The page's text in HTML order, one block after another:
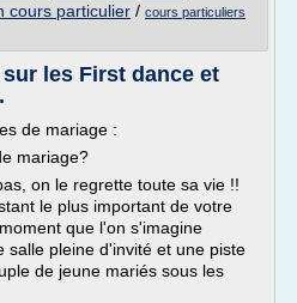
cours particulier / cours particuliers
les First dance et
de mariage :
mariage?
on le regrette toute sa vie !!
le plus important de votre
que l'on s'imagine
salle pleine d'invité et une piste
de jeune mariés sous les